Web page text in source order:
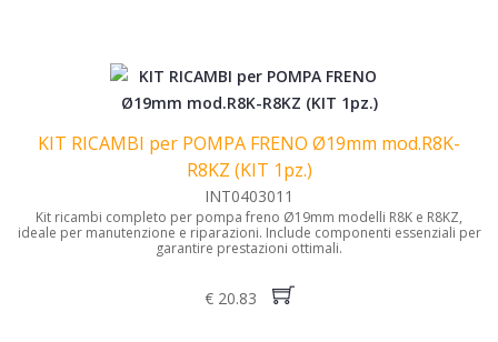
KIT RICAMBI per POMPA FRENO Ø19mm mod.R8K-
R8KZ (KIT 1pz.)
INT0403011
Kit ricambi completo per pompa freno Ø19mm modelli R8K e R8KZ,
ideale per manutenzione e riparazioni. Include componenti essenziali per
garantire prestazioni ottimali.
€ 20.83